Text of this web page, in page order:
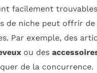
facilement
de niche peut offrir de
Par exemple, des
ou des
de la concurrence.